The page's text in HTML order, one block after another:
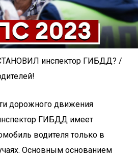
инспектор ГИБДД? /
дорожного движения
ГИБДД имеет
водителя только в
Основным основанием